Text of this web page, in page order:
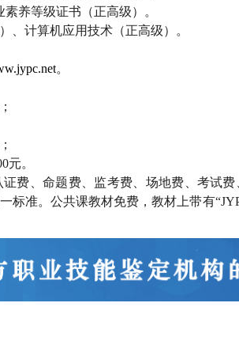
养等级证书（正高级）。
、计算机应用技术（正高级）。
。
元。
费、命题费、监考费、场地费、考试
标准。公共课教材免费，教材上带有“